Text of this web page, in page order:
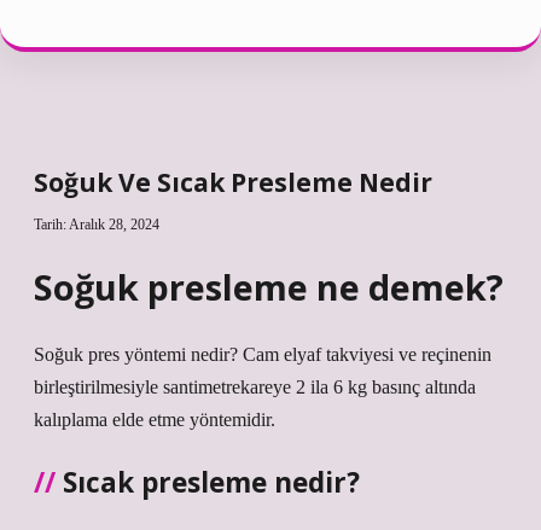
Soğuk Ve Sıcak Presleme Nedir
Tarih: Aralık 28, 2024
Soğuk presleme ne demek?
Soğuk pres yöntemi nedir? Cam elyaf takviyesi ve reçinenin
birleştirilmesiyle santimetrekareye 2 ila 6 kg basınç altında
kalıplama elde etme yöntemidir.
Sıcak presleme nedir?